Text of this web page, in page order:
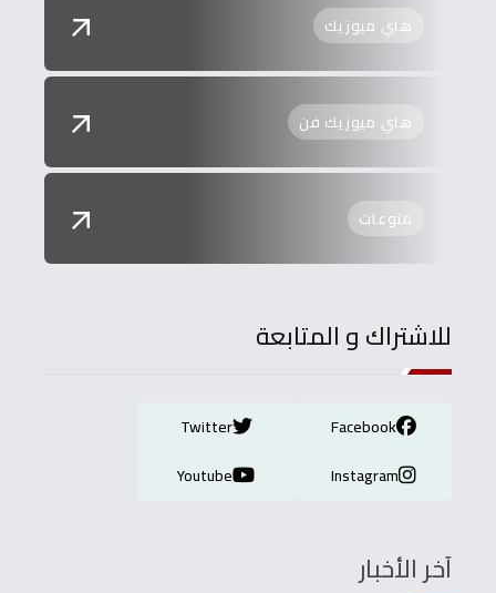
هاي ميوزيك
هاي ميوزيك فن
منوعات
للاشتراك و المتابعة
Facebook
Twitter
Instagram
Youtube
آخر الأخبار